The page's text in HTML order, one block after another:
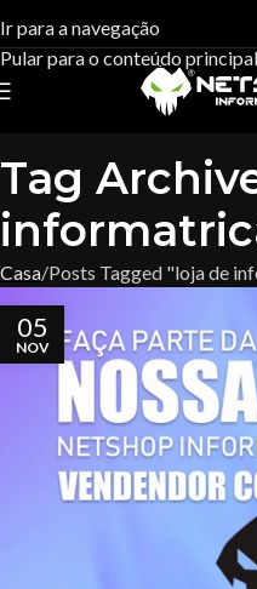
Ir para a navegação
Pular para o conteúdo principal
Tag
Casa Posts Tagged "loja de
05
NOV